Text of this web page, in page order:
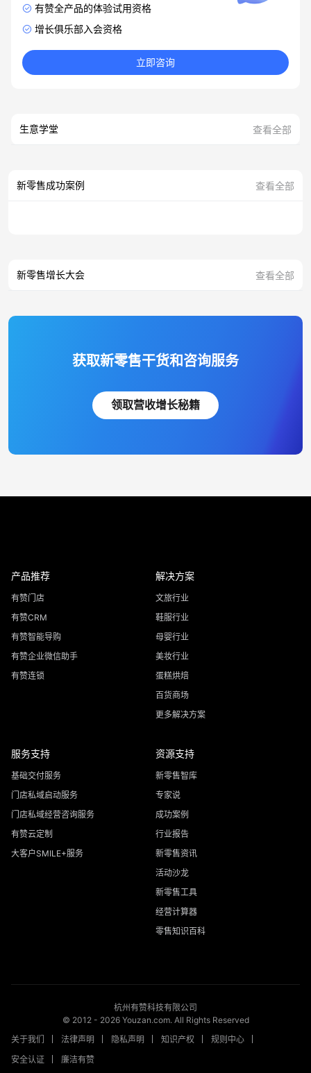
有赞全产品的体验试用资格
增长俱乐部入会资格
立即咨询
生意学堂 查看全部
新零售成功案例 查看全部
新零售增长大会 查看全部
获取新零售干货和咨询服务
领取营收增长秘籍
产品推荐
有赞门店
有赞CRM
有赞智能导购
有赞企业微信助手
有赞连锁
解决方案
文旅行业
鞋服行业
母婴行业
美妆行业
蛋糕烘焙
百货商场
更多解决方案
服务支持
基础交付服务
门店私域启动服务
门店私域经营咨询服务
有赞云定制
大客户SMILE+服务
资源支持
新零售智库
专家说
成功案例
行业报告
新零售资讯
活动沙龙
新零售工具
经营计算器
零售知识百科
杭州有赞科技有限公司
© 2012 - 2026Youzan.com. All Rights Reserved
关于我们
法律声明 隐私声明 知识产权
规则中心
安全认证
廉洁有赞